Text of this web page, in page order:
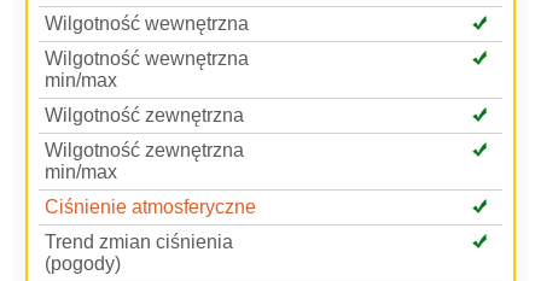
Wilgotność wewnętrzna
Wilgotność wewnętrzna
min/max
Wilgotność zewnętrzna
Wilgotność zewnętrzna
min/max
Ciśnienie atmosferyczne
Trend zmian ciśnienia
(pogody)